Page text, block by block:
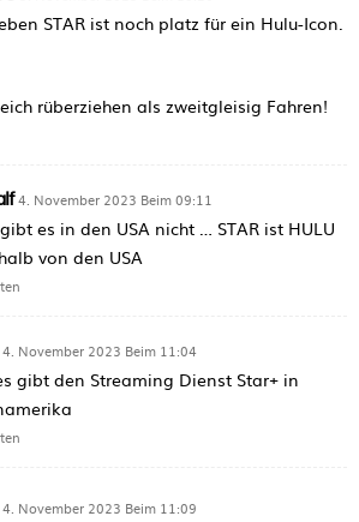
STAR ist noch platz für ein Hulu-Icon.
rüberziehen als zweitgleisig Fahren!
4. November 2023 Beim 09:11
gibt es in den USA nicht … STAR ist HULU
von den USA
4. November 2023 Beim 11:04
gibt den Streaming Dienst Star+ in
4. November 2023 Beim 11:09